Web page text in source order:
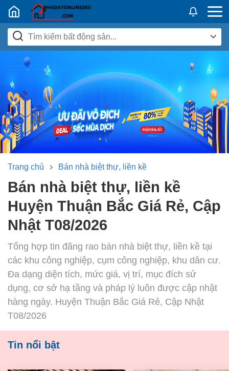
Nhadatban24h.vn
Trang chủ Bán nhà biệt thự, liền kề
Bán nhà biệt thự, liền kề
Huyện Thuận Bắc Giá Rẻ, Cập
Nhật T08/2026
Tổng hợp tin đăng rao bán nhà biệt thự, liền kề tại
các khu công nghiệp, cụm công nghiệp, khu dân cư.
Đa dạng diện tích, mức giá, vị trí, mục đích sử
dụng, cơ sở hạ tầng và pháp lý luôn được cập nhật
hàng ngày. Huyện Thuận Bắc Giá Rẻ, Cập Nhật
T08/2026
Tin nổi bật